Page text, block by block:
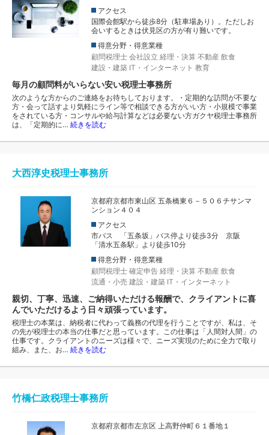
アクセス
国際会館駅から徒歩8分（駐車場あり）。ただしお
会いするときは伏見区の方が有り難いです。
得意分野・得意業種
顧問税理士 会社設立 経理・決算 不動産 飲食
建設・建築 IT・インターネット 教育
毎月の顧問料がいらない安い税理士事務所
次のような方からのご連絡をお待ちしております。・定期的な訪問が不要な
方・会って話すより気軽にライン等で相談できる方がいい方・小規模で事業
をされている方・コンサルや給与計算などは必要ない方ガクヤ税理士事務所
は、「定期的に… 続きを読む
大西淳史税理士事務所
京都府京都市東山区 五条橋東６－５０６チサンマ
ンション４０４
アクセス
市バス 「五条坂」バス停より徒歩3分 京阪
「清水五条駅」より徒歩10分
得意分野・得意業種
顧問税理士 確定申告 経理・決算 不動産 飲食
流通・小売 建設・建築 IT・インターネット
親切、丁寧、迅速、ご納得いただける報酬で、クライアントに喜
んでいただけるよう日々頑張っています。
税理士の本業は、納税者に代わって義務の代理を行うことですが、私は、そ
の先が税理士の本当の仕事だと思っています。この仕事は「人間対人間」の
仕事です。クライアントのニーズは様々で、ニーズ実現のために全力で取り
組み、また、お… 続きを読む
竹橋仁政税理士事務所
京都府京都市左京区 上高野仲町６１番地１